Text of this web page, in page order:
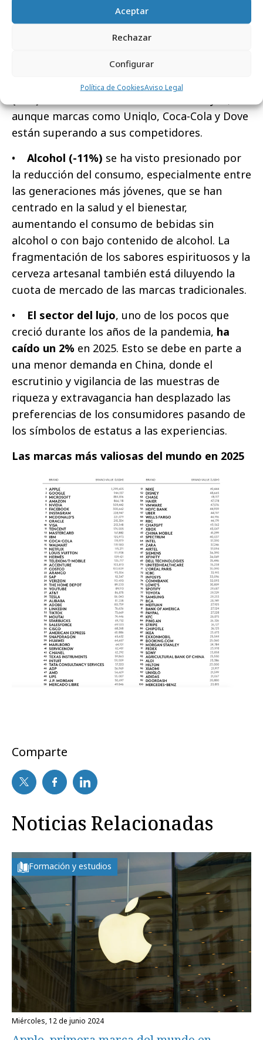
Aceptar
Rechazar
Configurar
Política de CookiesAviso Legal
marcas blancas logrando crear valor para el
consumidor en tiempos inflacionistas.
categorías de consumocomo moda (0%),
alimentos y bebidas (-1%) y cuidado personal
aunque marcas como Uniqlo, Coca-Cola y Dove
están superando a sus competidores.
• Alcohol (-11%) se ha visto presionado por
la reducción del consumo, especialmente entre
las generaciones más jóvenes, que se han
centrado en la salud y el bienestar,
aumentando el consumo de bebidas sin
alcohol o con bajo contenido de alcohol. La
fragmentación de los sabores espirituosos y la
cerveza artesanal también está diluyendo la
cuota de mercado de las marcas tradicionales.
•
El sector del lujo, uno de los pocos que
creció durante los años de la pandemia, ha
caído un 2% en 2025. Esto se debe en parte a
una menor demanda en China, donde el
escrutinio y vigilancia de las muestras de
riqueza y extravagancia han desplazado las
preferencias de los consumidores pasando de
los símbolos de estatus a las experiencias.
Las marcas más valiosas del mundo en 2025
Comparte
Noticias Relacionadas
Formación y estudios
miércoles, 12 de junio 2024